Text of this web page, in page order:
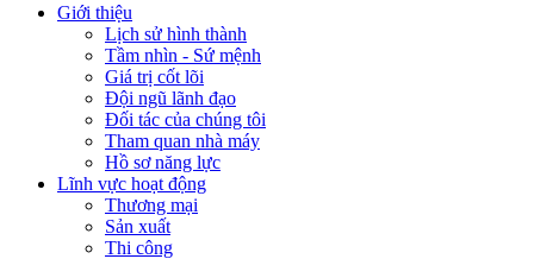
Giới thiệu
Lịch sử hình thành
Tầm nhìn - Sứ mệnh
Giá trị cốt lõi
Đội ngũ lãnh đạo
Đối tác của chúng tôi
Tham quan nhà máy
Hồ sơ năng lực
Lĩnh vực hoạt động
Thương mại
Sản xuất
Thi công